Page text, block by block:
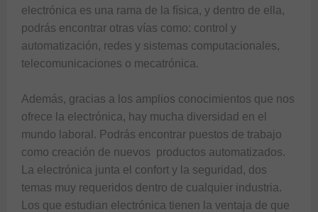
electrónica es una rama de la física, y dentro de ella,
podrás encontrar otras vías como: control y
automatización, redes y sistemas computacionales,
telecomunicaciones o mecatrónica.
Además, gracias a los amplios conocimientos que nos
ofrece la electrónica, hay mucha diversidad en el
mundo laboral. Podrás encontrar puestos de trabajo
como creación de nuevos  productos automatizados.
La electrónica junta el confort y la seguridad, dos
temas muy requeridos dentro de cualquier industria.
Los que estudian electrónica tienen la ventaja de que